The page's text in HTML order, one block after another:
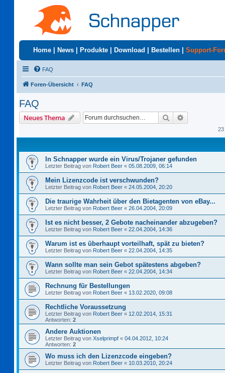
Home News Produkte Download Bestellen Support-
FAQ
Foren-Übersicht FAQ
FAQ
Neues Thema Suche
23
In Schnapper wurde ein Virus/Trojaner gefunden
Letzter Beitrag von Robert Beer « 05.08.2009, 06:14
Mein Lizenzcode ist verschwunden?
Letzter Beitrag von Robert Beer « 24.05.2004, 20:20
Die traurige Wahrheit über den Bietagenten von eBay...
Letzter Beitrag von Robert Beer « 26.04.2004, 20:09
Ist es nicht besser, 2 Gebote nacheinander abzugeben?
Letzter Beitrag von Robert Beer « 22.04.2004, 14:36
Warum ist es überhaupt vorteilhaft, spät zu bieten?
Letzter Beitrag von Robert Beer « 22.04.2004, 14:35
Wann sollte man sein Gebot spätestens abgeben?
Letzter Beitrag von Robert Beer « 22.04.2004, 14:34
Rechnung für Bestellungen
Letzter Beitrag von Robert Beer « 13.02.2020, 09:08
Rechtliche Voraussetzung
Letzter Beitrag von Robert Beer « 12.02.2014, 15:31
Antworten: 2
Andere Auktionen
Letzter Beitrag von Xselprimpf « 04.04.2012, 10:24
Antworten: 2
Wo muss ich den Lizenzcode eingeben?
Letzter Beitrag von Robert Beer « 10.03.2010, 20:24